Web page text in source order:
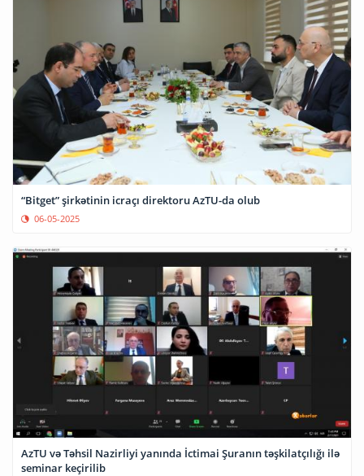
“Bitget” şirkətinin icraçı direktoru AzTU-da olub
06-05-2025
AzTU və Təhsil Nazirliyi yanında İctimai Şuranın təşkilatçılığı ilə
seminar keçirilib